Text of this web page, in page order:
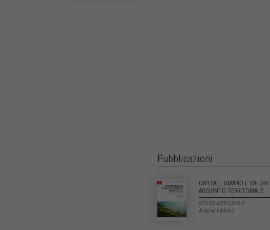
Pubblicazioni
CAPITALE UMANO E VALORE
AGGIUNTO TERRITORIALE
978-88-255-1245-8
Aracne editrice